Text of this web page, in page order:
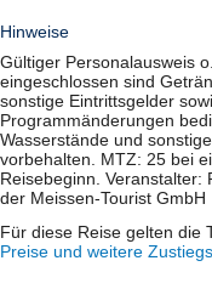
Hinweise
Gültiger Personalausweis
eingeschlossen sind
sonstige Eintrittsgelder
Programmänderungen
Wasserstände und
vorbehalten. MTZ: 25 bei
Reisebeginn. Veranstalter:
der Meissen-Tourist GmbH
Für diese Reise gelten die
Preise und weitere